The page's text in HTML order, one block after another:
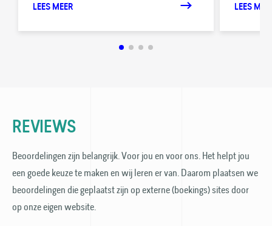
LEES MEER LEES
REVIEWS
Beoordelingen zijn belangrijk. Voor jou en voor ons. Het helpt jou
een goede keuze te maken en wij leren er van. Daarom plaatsen we
beoordelingen die geplaatst zijn op externe (boekings) sites door
op onze eigen website.